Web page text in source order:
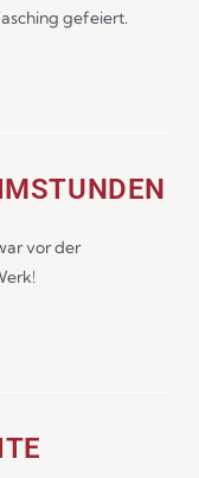
gefeiert.
vor der